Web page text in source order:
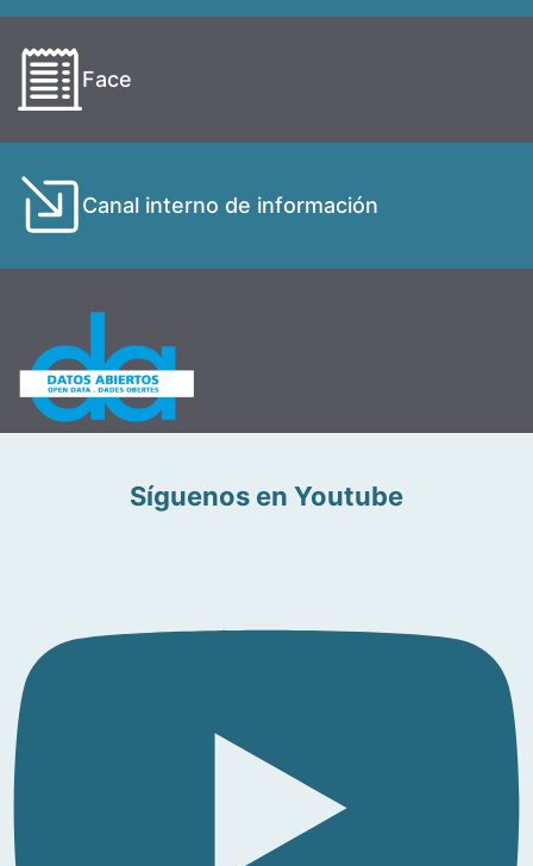
Face
Canal interno de información
Síguenos en Youtube